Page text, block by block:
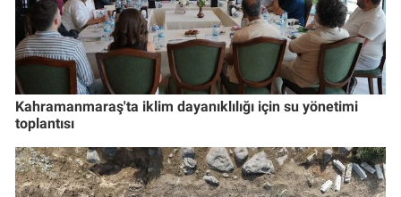
Kahramanmaraş'ta iklim dayanıklılığı için su yönetimi
toplantısı